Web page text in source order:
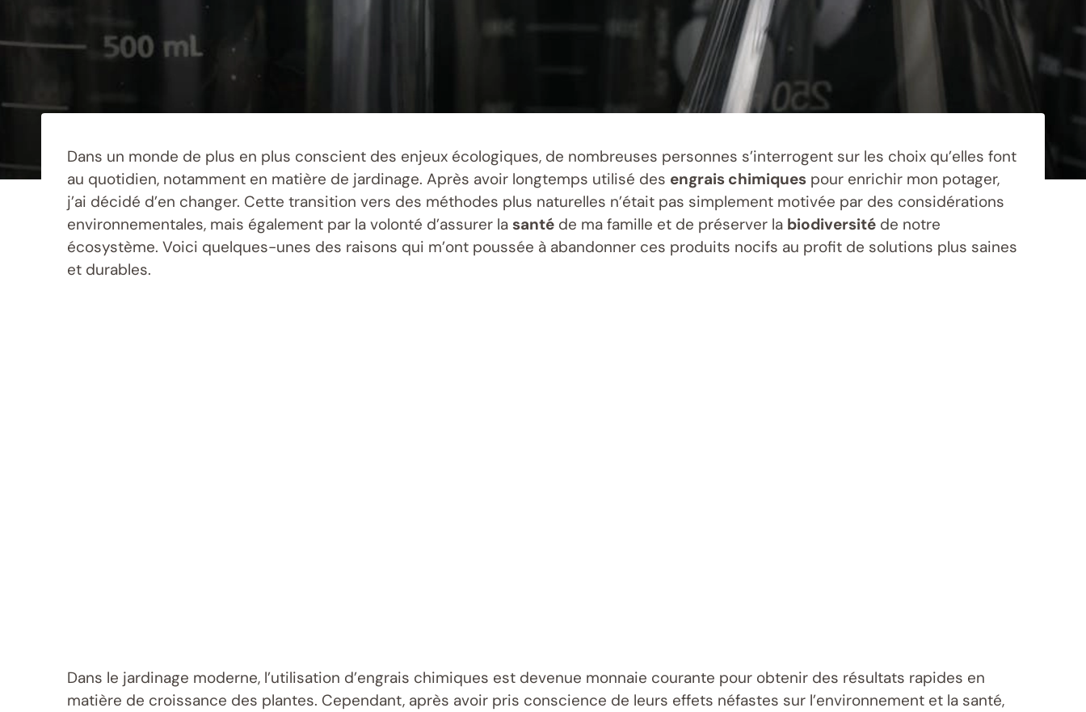
Dans un monde de plus en plus conscient des enjeux écologiques, de nombreuses personnes s’interrogent sur les choix qu’elles font
au quotidien, notamment en matière de jardinage. Après avoir longtemps utilisé des engrais chimiques pour enrichir mon potager,
j’ai décidé d’en changer. Cette transition vers des méthodes plus naturelles n’était pas simplement motivée par des considérations
environnementales, mais également par la volonté d’assurer la santé de ma famille et de préserver la biodiversité de notre
écosystème. Voici quelques-unes des raisons qui m’ont poussée à abandonner ces produits nocifs au profit de solutions plus saines
et durables.
Dans le jardinage moderne, l’utilisation d’engrais chimiques est devenue monnaie courante pour obtenir des résultats rapides en
matière de croissance des plantes. Cependant, après avoir pris conscience de leurs effets néfastes sur l’environnement et la santé,